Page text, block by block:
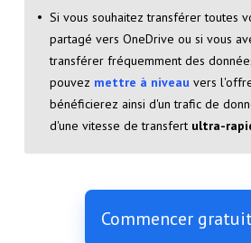
Si vous souhaitez transférer toutes
partagé vers OneDrive ou si vous
transférer fréquemment des
pouvez mettre à niveauvers l'offre
bénéficierez ainsi d'un trafic de
d'une vitesse de transfert ultra-
Commencer